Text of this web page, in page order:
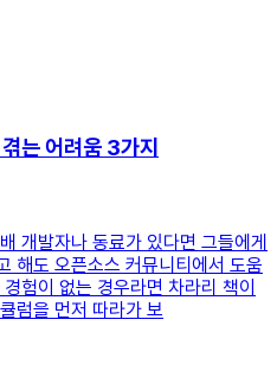
는 어려움 3가지
개발자나 동료가 있다면 그들에게
해도 오픈소스 커뮤니티에서 도움
험이 없는 경우라면 차라리 책이
럼을 먼저 따라가 보